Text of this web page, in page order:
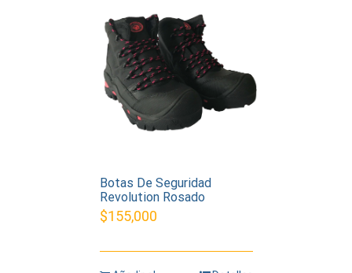
Botas De Seguridad
Revolution Rosado
$155,000